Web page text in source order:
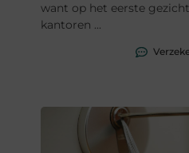
want op het eerste
kantoren ...